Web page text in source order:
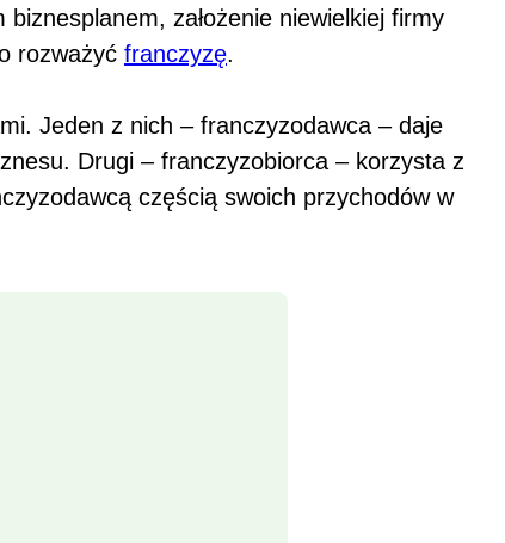
założenie niewielkiej firmy
rozważyć franczyzę.
Jeden z nich – franczyzodawca – daje
Drugi – franczyzobiorca – korzysta z
częścią swoich przychodów w